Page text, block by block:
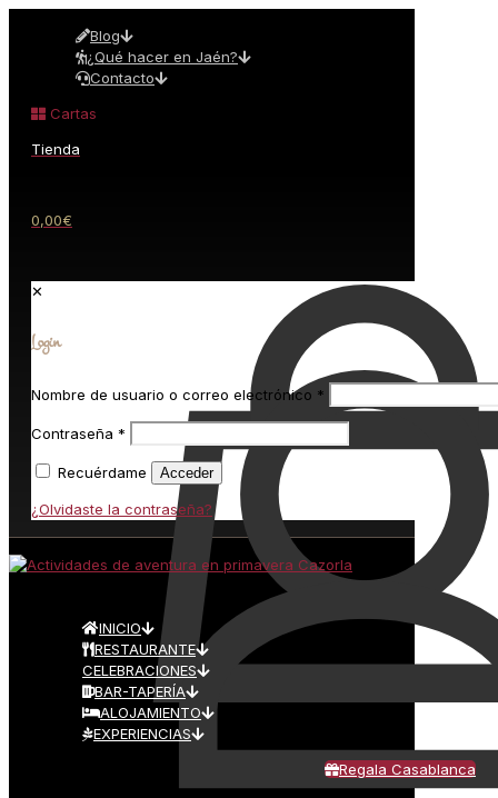
Blog
¿Qué hacer en Jaén?
Contacto
Cartas
Tienda
0,00€
✕
Login
Nombre de usuario o correo electrónico *
Contraseña *
Recuérdame Acceder
¿Olvidaste la contraseña?
INICIO
RESTAURANTE
CELEBRACIONES
BAR-TAPERÍA
ALOJAMIENTO
EXPERIENCIAS
Regala Casablanca